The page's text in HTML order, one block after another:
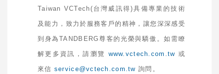
Taiwan VCTech( 台灣威訊得)具備專業的技術
及能力，致力於服務客戶的精神，讓您深深感受
到身為TANDBERG 尊客的光榮與驕傲。如需瞭
解更多資訊，請瀏覽 www.vctech.com.tw 或
來信 service@vctech.com.tw 詢問。